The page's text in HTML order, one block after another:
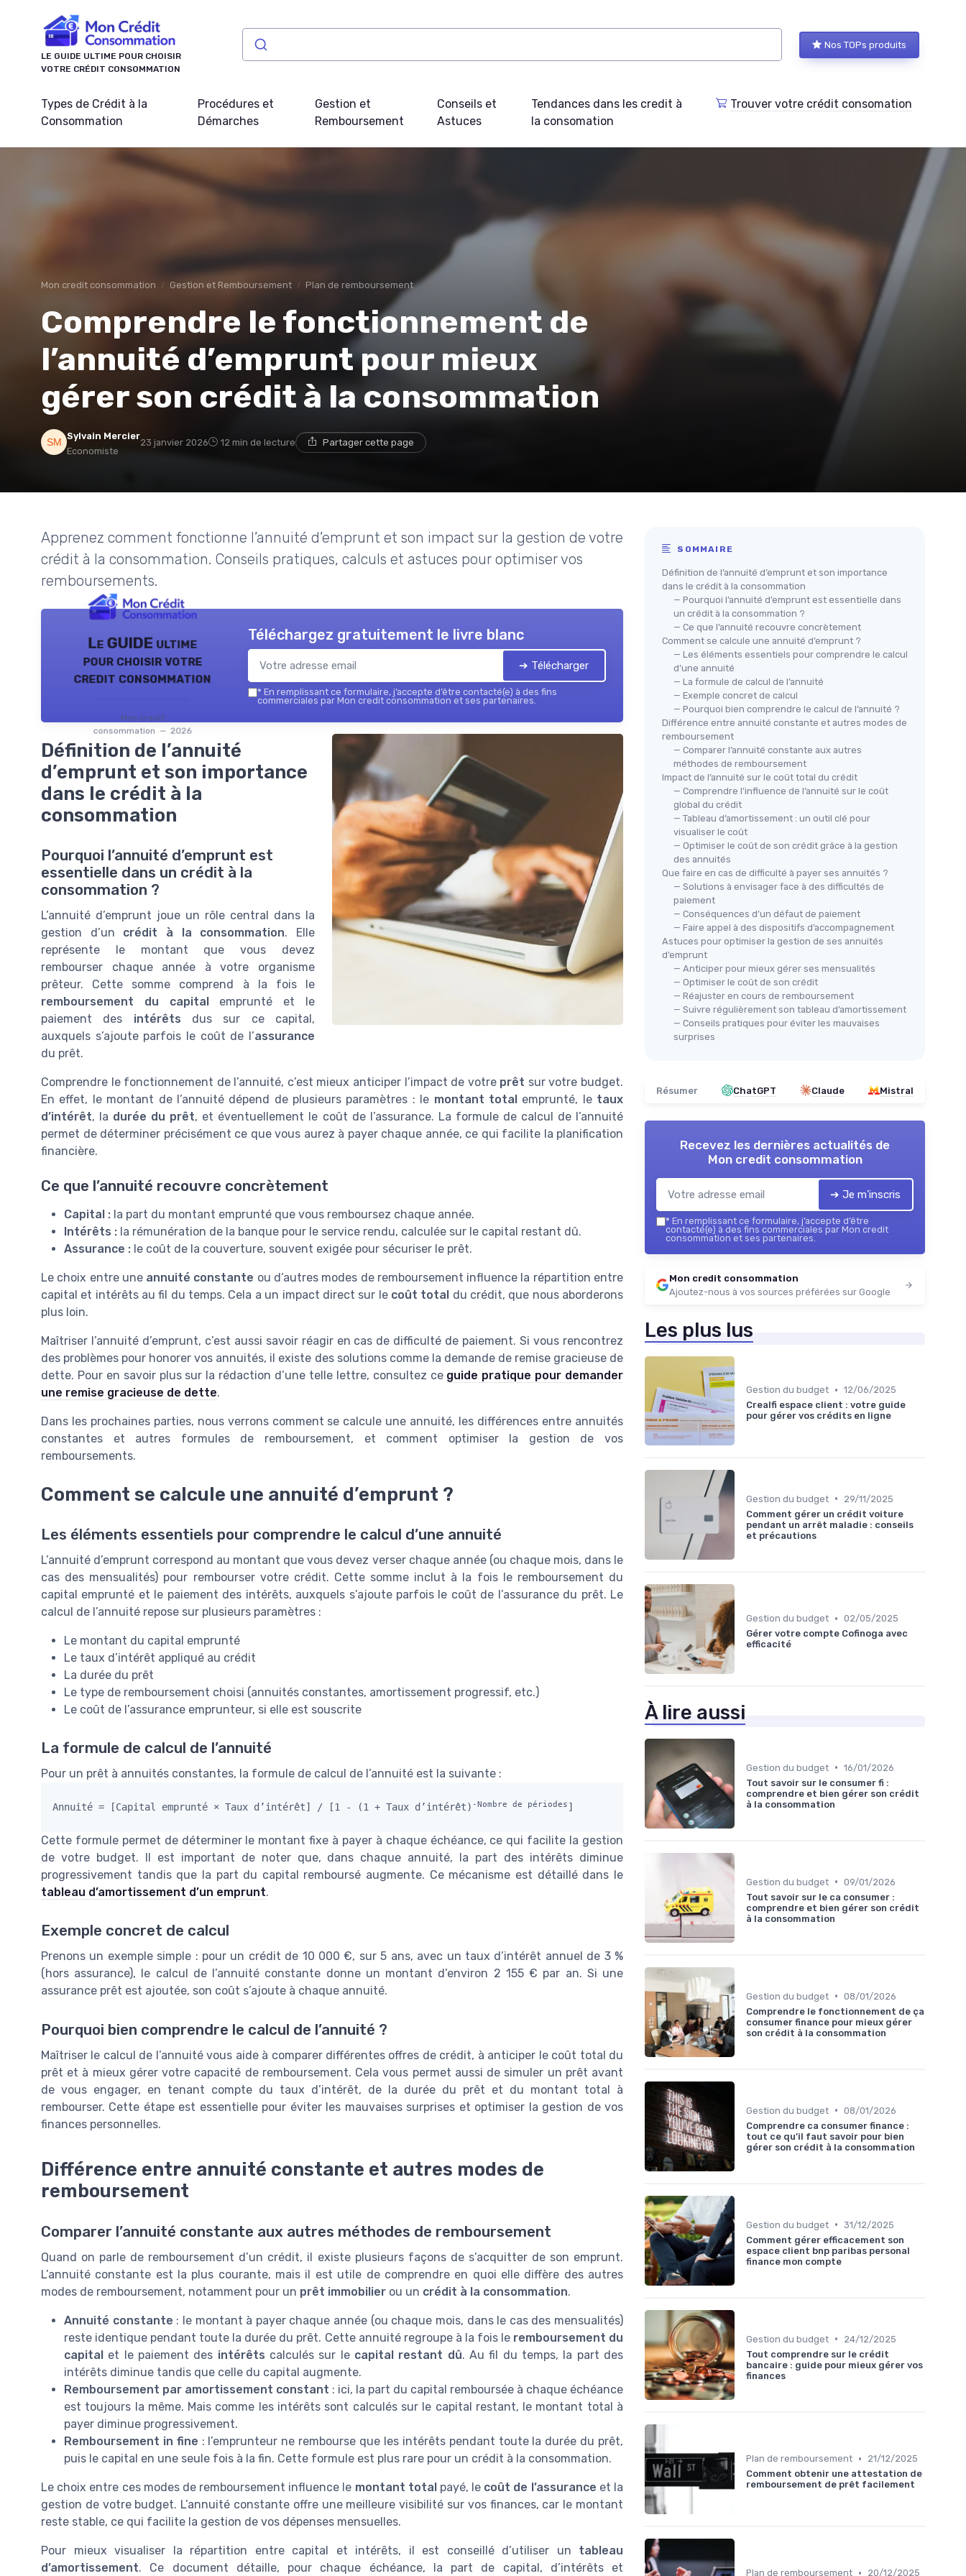
LE GUIDE ULTIME POUR CHOISIR
VOTRE CRÉDIT CONSOMMATION
Nos TOPs produits
Types de Crédit à la
Consommation
Procédures et
Démarches
Gestion et
Remboursement
Conseils et
Astuces
Tendances dans les credit à
la consomation
Trouver votre crédit consomation
Mon credit consommation Gestion et Remboursement Plan de remboursement
Comprendre le fonctionnement de
l’annuité d’emprunt pour mieux
gérer son crédit à la consommation
Sylvain Mercier
Economiste
23 janvier 2026 12 min de lecture Partager cette page
Apprenez comment fonctionne l’annuité d’emprunt et son impact sur la gestion de votre
crédit à la consommation. Conseils pratiques, calculs et astuces pour optimiser vos
remboursements.
Le GUIDE ultime
pour choisir votre
credit consommation
Mon credit
consommation — 2026
Téléchargez gratuitement le livre blanc
➔ Télécharger
* En remplissant ce formulaire, j’accepte d’être contacté(e) à des fins
commerciales par Mon credit consommation et ses partenaires.
Définition de l’annuité
d’emprunt et son importance
dans le crédit à la
consommation
Pourquoi l’annuité d’emprunt est
essentielle dans un crédit à la
consommation ?
L’annuité d’emprunt joue un rôle central dans la
gestion d’un crédit à la consommation. Elle
représente le montant que vous devez
rembourser chaque année à votre organisme
prêteur. Cette somme comprend à la fois le
remboursement du capitalemprunté et le
paiement des intérêts dus sur ce capital,
auxquels s’ajoute parfois le coût de l’assurance
du prêt.
Comprendre le fonctionnement de l’annuité, c’est mieux anticiper l’impact de votre prêt sur votre budget.
En effet, le montant de l’annuité dépend de plusieurs paramètres : le montant totalemprunté, le taux
d’intérêt, la durée du prêt, et éventuellement le coût de l’assurance. La formule de calcul de l’annuité
permet de déterminer précisément ce que vous aurez à payer chaque année, ce qui facilite la planification
financière.
Ce que l’annuité recouvre concrètement
Capital : la part du montant emprunté que vous remboursez chaque année.
Intérêts : la rémunération de la banque pour le service rendu, calculée sur le capital restant dû.
Assurance : le coût de la couverture, souvent exigée pour sécuriser le prêt.
Le choix entre une annuité constante ou d’autres modes de remboursement influence la répartition entre
capital et intérêts au fil du temps. Cela a un impact direct sur le coût total du crédit, que nous aborderons
plus loin.
Maîtriser l’annuité d’emprunt, c’est aussi savoir réagir en cas de difficulté de paiement. Si vous rencontrez
des problèmes pour honorer vos annuités, il existe des solutions comme la demande de remise gracieuse de
dette. Pour en savoir plus sur la rédaction d’une telle lettre, consultez ce guide pratique pour demander
une remise gracieuse de dette.
Dans les prochaines parties, nous verrons comment se calcule une annuité, les différences entre annuités
constantes et autres formules de remboursement, et comment optimiser la gestion de vos
remboursements.
Comment se calcule une annuité d’emprunt ?
Les éléments essentiels pour comprendre le calcul d’une annuité
L’annuité d’emprunt correspond au montant que vous devez verser chaque année (ou chaque mois, dans le
cas des mensualités) pour rembourser votre crédit. Cette somme inclut à la fois le remboursement du
capital emprunté et le paiement des intérêts, auxquels s’ajoute parfois le coût de l’assurance du prêt. Le
calcul de l’annuité repose sur plusieurs paramètres :
Le montant du capital emprunté
Le taux d’intérêt appliqué au crédit
La durée du prêt
Le type de remboursement choisi (annuités constantes, amortissement progressif, etc.)
Le coût de l’assurance emprunteur, si elle est souscrite
La formule de calcul de l’annuité
Pour un prêt à annuités constantes, la formule de calcul de l’annuité est la suivante :
Annuité = [Capital emprunté × Taux d’intérêt] / [1 - (1 + Taux d’intérêt) -Nombre de périodes
Cette formule permet de déterminer le montant fixe à payer à chaque échéance, ce qui facilite la gestion
de votre budget. Il est important de noter que, dans chaque annuité, la part des intérêts diminue
progressivement tandis que la part du capital remboursé augmente. Ce mécanisme est détaillé dans le
tableau d’amortissement d’un emprunt.
Exemple concret de calcul
Prenons un exemple simple : pour un crédit de 10 000 €, sur 5 ans, avec un taux d’intérêt annuel de 3 %
(hors assurance), le calcul de l’annuité constante donne un montant d’environ 2 155 € par an. Si une
assurance prêt est ajoutée, son coût s’ajoute à chaque annuité.
Pourquoi bien comprendre le calcul de l’annuité ?
Maîtriser le calcul de l’annuité vous aide à comparer différentes offres de crédit, à anticiper le coût total du
prêt et à mieux gérer votre capacité de remboursement. Cela vous permet aussi de simuler un prêt avant
de vous engager, en tenant compte du taux d’intérêt, de la durée du prêt et du montant total à
rembourser. Cette étape est essentielle pour éviter les mauvaises surprises et optimiser la gestion de vos
finances personnelles.
Différence entre annuité constante et autres modes de
remboursement
Comparer l’annuité constante aux autres méthodes de remboursement
Quand on parle de remboursement d’un crédit, il existe plusieurs façons de s’acquitter de son emprunt.
L’annuité constante est la plus courante, mais il est utile de comprendre en quoi elle diffère des autres
modes de remboursement, notamment pour un prêt immobilier ou un crédit à la consommation.
Annuité constante : le montant à payer chaque année (ou chaque mois, dans le cas des mensualités)
reste identique pendant toute la durée du prêt. Cette annuité regroupe à la fois le remboursement du
capital et le paiement des intérêts calculés sur le capital restant dû. Au fil du temps, la part des
intérêts diminue tandis que celle du capital augmente.
Remboursement par amortissement constant : ici, la part du capital remboursée à chaque échéance
est toujours la même. Mais comme les intérêts sont calculés sur le capital restant, le montant total à
payer diminue progressivement.
Remboursement in fine : l’emprunteur ne rembourse que les intérêts pendant toute la durée du prêt,
puis le capital en une seule fois à la fin. Cette formule est plus rare pour un crédit à la consommation.
Le choix entre ces modes de remboursement influence le montant totalpayé, le coût de l’assurance et la
gestion de votre budget. L’annuité constante offre une meilleure visibilité sur vos finances, car le montant
reste stable, ce qui facilite la gestion de vos dépenses mensuelles.
Pour mieux visualiser la répartition entre capital et intérêts, il est conseillé d’utiliser un tableau
d’amortissement. Ce document détaille, pour chaque échéance, la part de capital, d’intérêts et
SOMMAIRE
Définition de l’annuité d’emprunt et son importance
dans le crédit à la consommation
— Pourquoi l’annuité d’emprunt est essentielle dans
un crédit à la consommation ?
— Ce que l’annuité recouvre concrètement
Comment se calcule une annuité d’emprunt ?
— Les éléments essentiels pour comprendre le calcul
d’une annuité
— La formule de calcul de l’annuité
— Exemple concret de calcul
— Pourquoi bien comprendre le calcul de l’annuité ?
Différence entre annuité constante et autres modes de
remboursement
— Comparer l’annuité constante aux autres
méthodes de remboursement
Impact de l’annuité sur le coût total du crédit
— Comprendre l’influence de l’annuité sur le coût
global du crédit
— Tableau d’amortissement : un outil clé pour
visualiser le coût
— Optimiser le coût de son crédit grâce à la gestion
des annuités
Que faire en cas de difficulté à payer ses annuités ?
— Solutions à envisager face à des difficultés de
paiement
— Conséquences d’un défaut de paiement
— Faire appel à des dispositifs d’accompagnement
Astuces pour optimiser la gestion de ses annuités
d’emprunt
— Anticiper pour mieux gérer ses mensualités
— Optimiser le coût de son crédit
— Réajuster en cours de remboursement
— Suivre régulièrement son tableau d’amortissement
— Conseils pratiques pour éviter les mauvaises
surprises
Résumer ChatGPT Claude Mistral
Recevez les dernières actualités de
Mon credit consommation
➔ Je m'inscris
* En remplissant ce formulaire, j’accepte d’être
contacté(e) à des fins commerciales par Mon credit
consommation et ses partenaires.
Mon credit consommation
Ajoutez-nous à vos sources préférées sur Google
Les plus lus
Gestion du budget • 12/06/2025
Crealfi espace client : votre guide
pour gérer vos crédits en ligne
Gestion du budget •
29/11/2025
Comment gérer un crédit voiture
pendant un arrêt maladie : conseils
et précautions
Gestion du budget • 02/05/2025
Gérer votre compte Cofinoga avec
efficacité
À lire aussi
Gestion du budget • 16/01/2026
Tout savoir sur le consumer fi :
comprendre et bien gérer son crédit
à la consommation
Gestion du budget • 09/01/2026
Tout savoir sur le ca consumer :
comprendre et bien gérer son crédit
à la consommation
Gestion du budget • 08/01/2026
Comprendre le fonctionnement de ça
consumer finance pour mieux gérer
son crédit à la consommation
Gestion du budget • 08/01/2026
Comprendre ca consumer finance :
tout ce qu’il faut savoir pour bien
gérer son crédit à la consommation
Gestion du budget • 31/12/2025
Comment gérer efficacement son
espace client bnp paribas personal
finance mon compte
Gestion du budget •
24/12/2025
Tout comprendre sur le crédit
bancaire : guide pour mieux gérer vos
finances
Plan de remboursement •
21/12/2025
Comment obtenir une attestation de
remboursement de prêt facilement
Plan de remboursement • 20/12/2025